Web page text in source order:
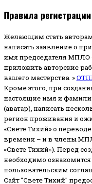
Правила регистрации
Желающим стать
написать заявление о
имя председателя МПЛО
приложить авторские
вашего мастерства. »
Кроме этого, при
настоящие имя и
(аватар), написать
регион проживания и
«Свете Тихий» о
времени – и в члены
«Свете Тихий»). Перед
необходимо
пользовательским
Сайт "Свете Тихий"